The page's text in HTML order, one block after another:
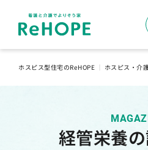
ホスピス型住宅のReHOPE ホスピス・介
経管栄養